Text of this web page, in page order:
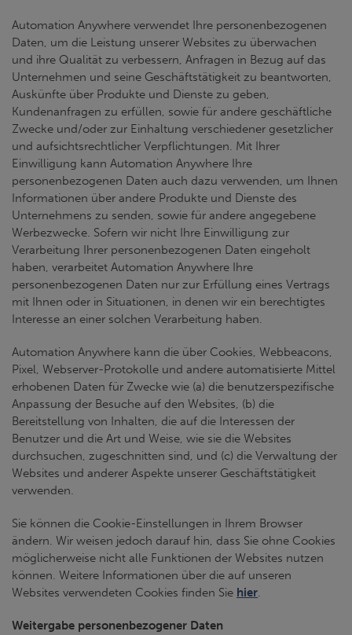
Automation Anywhere verwendet Ihre personenbezogenen
Daten, um die Leistung unserer Websites zu überwachen
und ihre Qualität zu verbessern, Anfragen in Bezug auf das
Unternehmen und seine Geschäftstätigkeit zu beantworten,
Auskünfte über Produkte und Dienste zu geben,
Kundenanfragen zu erfüllen, sowie für andere geschäftliche
Zwecke und/oder zur Einhaltung verschiedener gesetzlicher
und aufsichtsrechtlicher Verpflichtungen. Mit Ihrer
Einwilligung kann Automation Anywhere Ihre
personenbezogenen Daten auch dazu verwenden, um Ihnen
Informationen über andere Produkte und Dienste des
Unternehmens zu senden, sowie für andere angegebene
Werbezwecke. Sofern wir nicht Ihre Einwilligung zur
Verarbeitung Ihrer personenbezogenen Daten eingeholt
haben, verarbeitet Automation Anywhere Ihre
personenbezogenen Daten nur zur Erfüllung eines Vertrags
mit Ihnen oder in Situationen, in denen wir ein berechtigtes
Interesse an einer solchen Verarbeitung haben.
Automation Anywhere kann die über Cookies, Webbeacons,
Pixel, Webserver-Protokolle und andere automatisierte Mittel
erhobenen Daten für Zwecke wie (a) die benutzerspezifische
Anpassung der Besuche auf den Websites, (b) die
Bereitstellung von Inhalten, die auf die Interessen der
Benutzer und die Art und Weise, wie sie die Websites
durchsuchen, zugeschnitten sind, und (c) die Verwaltung der
Websites und anderer Aspekte unserer Geschäftstätigkeit
verwenden.
Sie können die Cookie-Einstellungen in Ihrem Browser
ändern. Wir weisen jedoch darauf hin, dass Sie ohne Cookies
möglicherweise nicht alle Funktionen der Websites nutzen
können. Weitere Informationen über die auf unseren
Websites verwendeten Cookies finden Sie hier.
Weitergabe personenbezogener Daten